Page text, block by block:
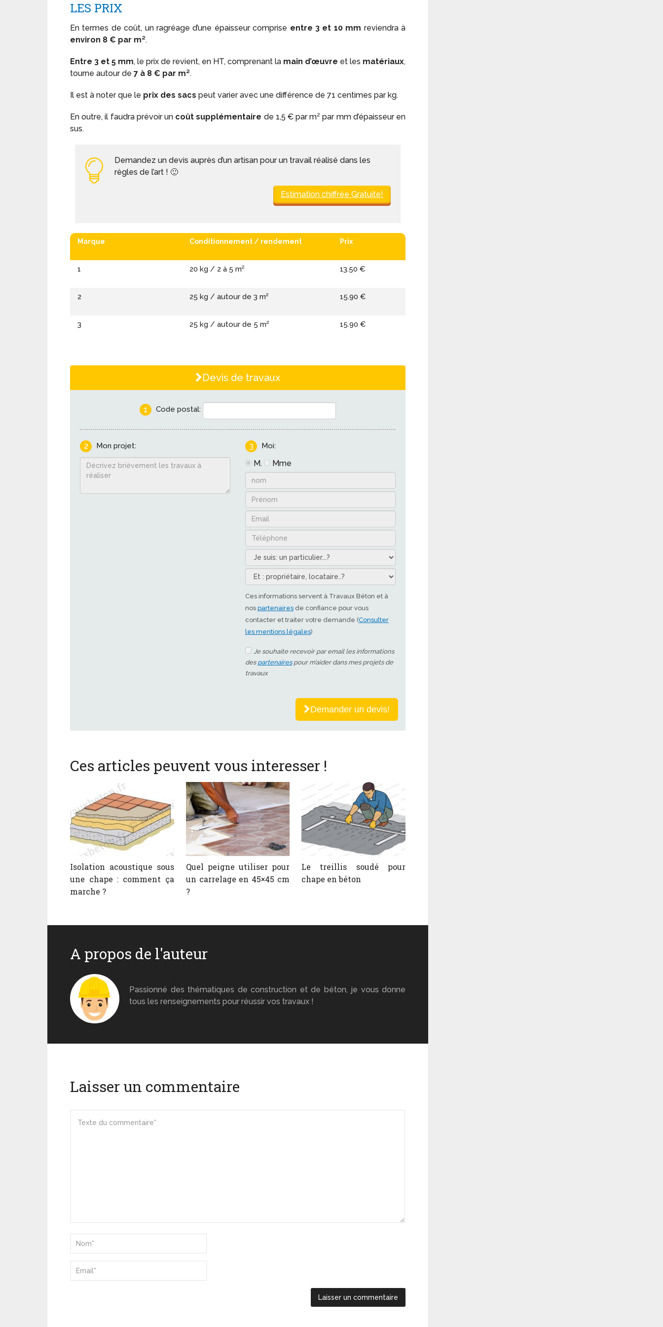
LES PRIX
En termes de coût, un ragréage d’une épaisseur comprise entre 3 et 10 mm reviendra à
environ 8 € par m².
Entre 3 et 5 mm, le prix de revient, en HT, comprenant la main d’œuvre et les matériaux,
tourne autour de 7 à 8 € par m².
Il est à noter que le prix des sacs peut varier avec une différence de 71 centimes par kg.
En outre, il faudra prévoir un coût supplémentaire de 1,5 € par m² par mm d’épaisseur en
sus.
Demandez un devis auprès d’un artisan pour un travail réalisé dans les
règles de l’art ! 🙂
Estimation chiffrée Gratuite!
Marque Conditionnement / rendement Prix
1 20 kg / 2 à 5 m² 13.50 €
2 25 kg / autour de 3 m² 15.90 €
3 25 kg / autour de 5 m² 15.90 €
Devis de travaux
1 Code postal:
2 Mon projet: 3 Moi:
M. Mme
Ces informations servent à Travaux Béton et à
nos partenaires de confiance pour vous
contacter et traiter votre demande (Consulter
les mentions légales)
Je souhaite recevoir par email les informations
des partenairespour m’aider dans mes projets de
travaux
Demander un devis!
Ces articles peuvent vous interesser !
Isolation acoustique sous
une chape : comment ça
marche ?
Quel peigne utiliser pour
un carrelage en 45×45 cm
?
Le treillis soudé pour
chape en béton
A propos de l'auteur
Passionné des thématiques de construction et de béton, je vous donne
tous les renseignements pour réussir vos travaux !
Laisser un commentaire